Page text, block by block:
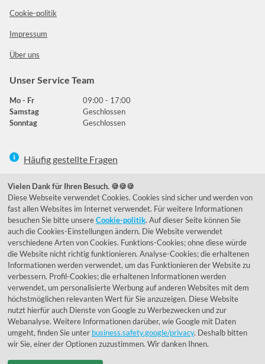
Cookie-politik
Impressum
Über uns
Unser Service Team
Mo - Fr
09:00 - 17:00
Samstag
Geschlossen
Sonntag
Geschlossen
Häufig gestellte Fragen
039292 - 678215
de@lumidora.com
FacebookInstagram
Kundenmeinungen
Exzellent - eKomi.de
Vielen Dank für Ihren Besuch. 🍪🍪🍪
Diese Webseite verwendet Cookies. Cookies sind sicher und werden von
fast allen Websites im Internet verwendet. Für weitere Informationen
besuchen Sie bitte unsereCookie-politik. Auf dieser Seite können Sie
auch die Cookies-Einstellungen ändern. Die Website verwendet
verschiedene Arten von Cookies. Funktions-Cookies; ohne diese würde
die Website nicht richtig funktionieren. Analyse-Cookies; die erhaltenen
Informationen werden verwendet, um das Funktionieren der Website zu
verbessern. Profil-Cookies; die erhaltenen Informationen werden
verwendet, um personalisierte Werbung auf anderen Websites mit dem
höchstmöglichen relevanten Wert für Sie anzuzeigen. Diese Website
nutzt hierfür auch Dienste von Google zu Werbezwecken und zur
Webanalyse. Weitere Informationen darüber, wie Google mit Daten
umgeht, finden Sie unter business.safety.google/privacy. Deshalb bitten
wir Sie, einer der Optionen zuzustimmen. Wir danken Ihnen.